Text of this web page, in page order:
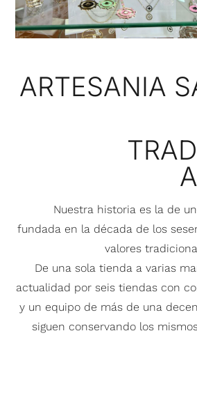
ARTESANIA
Nuestra historia es la de
fundada en la década de los
valores
De una sola tienda a varias
actualidad por seis tiendas con
y un equipo de más de una
siguen conservando los